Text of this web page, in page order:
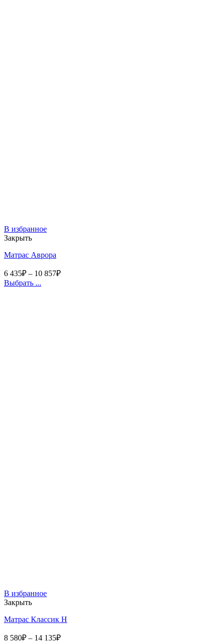
В избранное
Закрыть
Матрас Аврора
6 435₽ – 10 857₽
Выбрать ...
В избранное
Закрыть
Матрас Классик Н
8 580₽ – 14 135₽